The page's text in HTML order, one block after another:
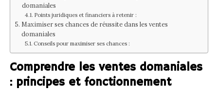
domaniales
Points juridiques et financiers à retenir :
Maximiser ses chances de réussite dans les ventes
domaniales
Conseils pour maximiser ses chances :
Comprendre les ventes domaniales
: principes et fonctionnement